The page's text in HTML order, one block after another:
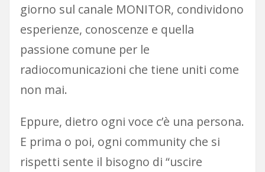
giorno sul canale MONITOR, condividono
esperienze, conoscenze e quella
passione comune per le
radiocomunicazioni che tiene uniti come
non mai.
Eppure, dietro ogni voce c’è una persona.
E prima o poi, ogni community che si
rispetti sente il bisogno di “uscire